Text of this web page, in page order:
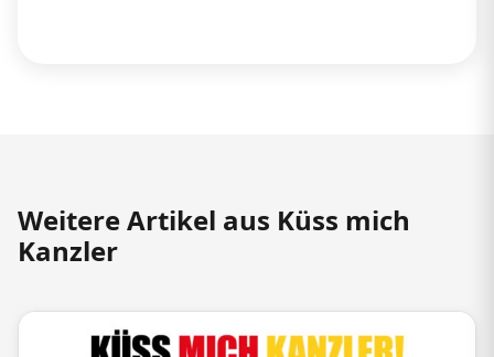
Weitere Artikel aus Küss mich
Kanzler